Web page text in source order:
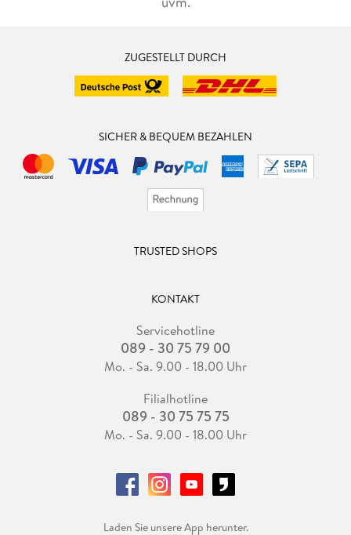
ZUGESTELLT DURCH
SICHER & BEQUEM BEZAHLEN
TRUSTED SHOPS
KONTAKT
Servicehotline
089 - 30 75 79 00
Mo. - Sa. 9.00 - 18.00 Uhr
Filialhotline
089 - 30 75 75 75
Mo. - Sa. 9.00 - 18.00 Uhr
Laden Sie unsere App herunter.